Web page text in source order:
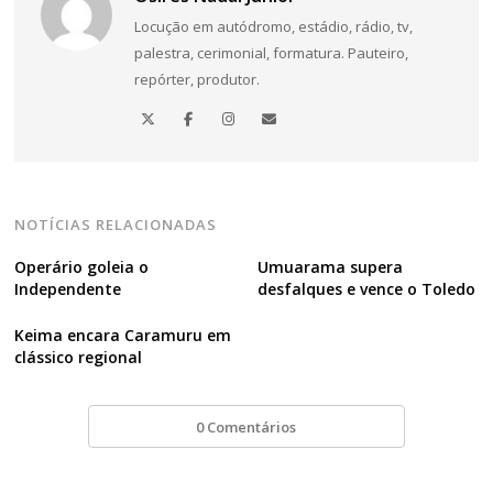
Locução em autódromo, estádio, rádio, tv,
palestra, cerimonial, formatura. Pauteiro,
repórter, produtor.
NOTÍCIAS RELACIONADAS
Operário goleia o
Independente
Umuarama supera
desfalques e vence o Toledo
Keima encara Caramuru em
clássico regional
0 Comentários